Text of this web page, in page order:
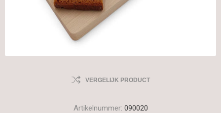
VERGELIJK PRODUCT
Artikelnummer: 090020